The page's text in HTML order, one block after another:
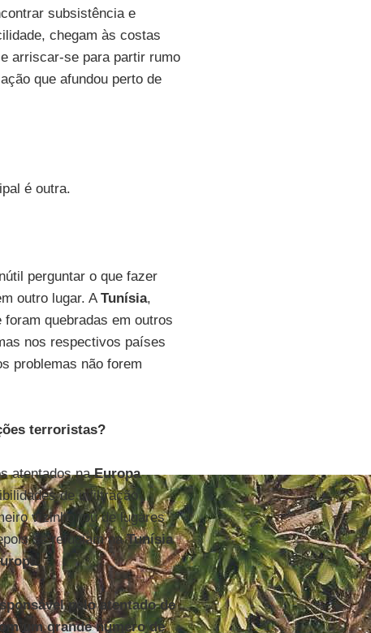
subsistência e
chegam às costas
arriscar-se para partir rumo
que afundou perto de
é outra.
perguntar o que fazer
outro lugar. ATunísia,
quebradas em outros
nos respectivos países
problemas não forem
terroristas?
atentados naEuropa
de infiltração
vizinho, ou de lugares
se refugiam naTunísia
.
pelo atentado de
um grande número de